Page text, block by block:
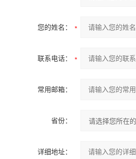
您的姓名：
联系电话：
常用邮箱：
省份：
详细地址：